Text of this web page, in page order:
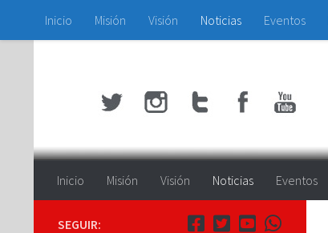
Saltar al contenido
Inicio Misión Visión Noticias Eventos
Inicio Misión Visión Noticias Eventos
SEGUIR: